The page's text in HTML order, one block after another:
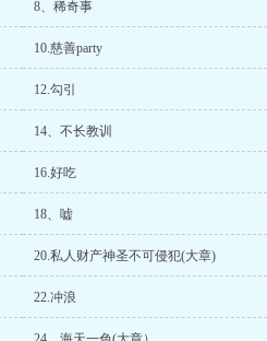
8、稀奇事
10.慈善party
12.勾引
14、不长教训
16.好吃
18、嘘
20.私人财产神圣不可侵犯(大章)
22.冲浪